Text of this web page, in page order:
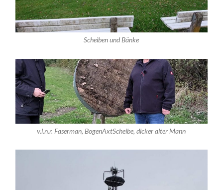
Scheiben und Bänke
v.l.n.r. Faserman, BogenAxtScheibe, dicker alter Mann